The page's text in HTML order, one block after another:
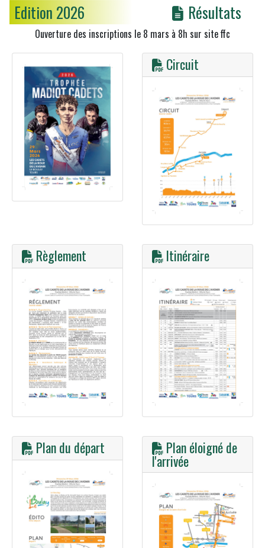
Edition 2026 Résultats
Ouverture des inscriptions le 8 mars à 8h sur site ffc
Circuit
Règlement Itinéraire
Plan du départ Plan éloigné de
l'arrivée